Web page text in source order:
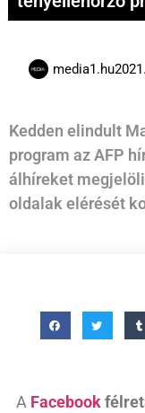
media1.hu
Kedden elindult
program az AFP
álhíreket
oldalak elérését
A Facebook